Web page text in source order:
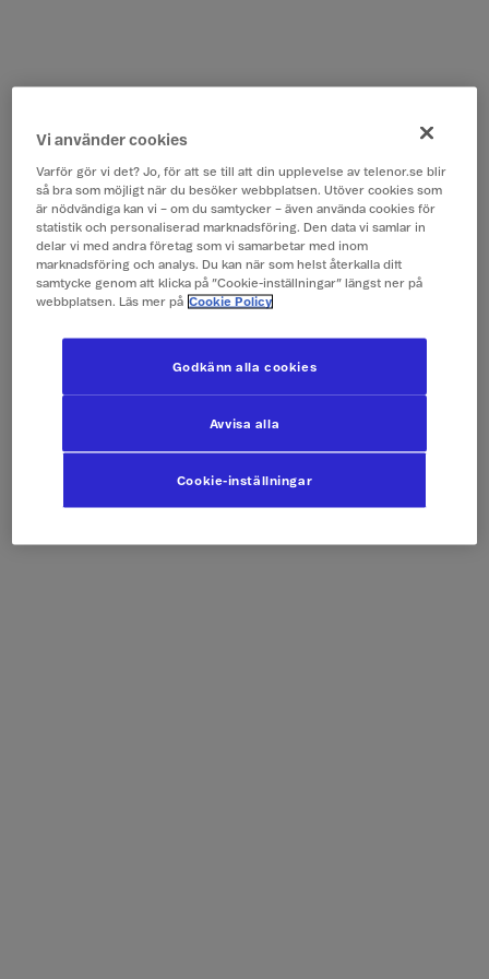
Vi använder cookies
Varför gör vi det? Jo, för att se till att din upplevelse av telenor.se blir
så bra som möjligt när du besöker webbplatsen. Utöver cookies som
är nödvändiga kan vi – om du samtycker – även använda cookies för
statistik och personaliserad marknadsföring. Den data vi samlar in
delar vi med andra företag som vi samarbetar med inom
marknadsföring och analys. Du kan när som helst återkalla ditt
samtycke genom att klicka på ”Cookie-inställningar” längst ner på
webbplatsen. Läs mer på Cookie Policy
Cookie-inställningar
Avvisa alla
Godkänn alla cookies